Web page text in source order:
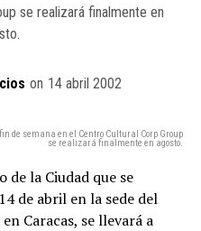
se realizará finalmente en
on 14 abril 2002
de semana en el Centro Cultural Corp Group
se realizará finalmente en agosto.
la Ciudad que se
de abril en la sede del
Caracas, se llevará a